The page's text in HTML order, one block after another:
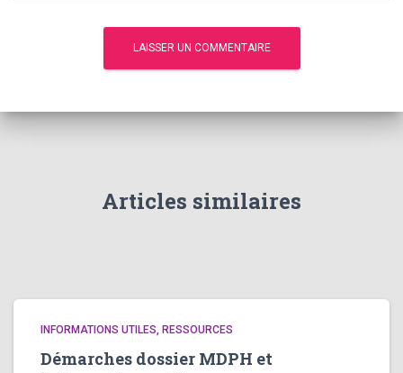
Articles similaires
INFORMATIONS UTILES, RESSOURCES
Démarches dossier MDPH et